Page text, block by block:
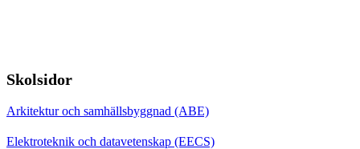
Skolsidor
Arkitektur och samhällsbyggnad (ABE)
Elektroteknik och datavetenskap (EECS)